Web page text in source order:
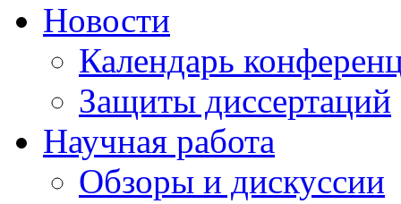
Новости
Календарь
Защиты диссертаций
Научная работа
Обзоры и дискуссии